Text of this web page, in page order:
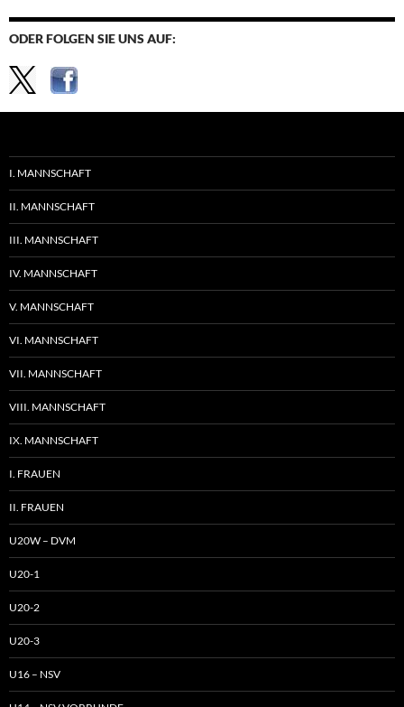
ODER FOLGEN SIE UNS AUF:
I. MANNSCHAFT
II. MANNSCHAFT
III. MANNSCHAFT
IV. MANNSCHAFT
V. MANNSCHAFT
VI. MANNSCHAFT
VII. MANNSCHAFT
VIII. MANNSCHAFT
IX. MANNSCHAFT
I. FRAUEN
II. FRAUEN
U20W – DVM
U20-1
U20-2
U20-3
U16 – NSV